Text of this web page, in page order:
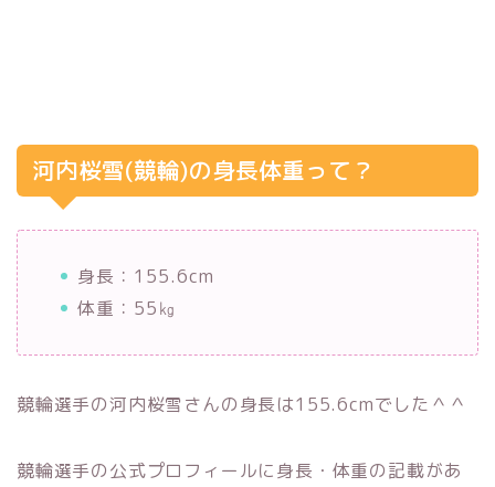
河内桜雪(競輪)の身長体重って？
身長：155.6cm
体重：55㎏
競輪選手の河内桜雪さんの身長は155.6cmでした＾＾
競輪選手の公式プロフィールに身長・体重の記載があ